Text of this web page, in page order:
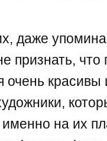
даже
признать,
очень
на их